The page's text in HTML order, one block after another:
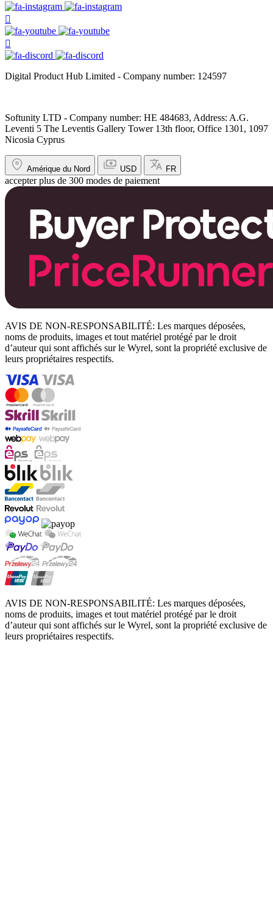
Digital Product Hub Limited - Company number: 124597
Softunity LTD - Company number: HE 484683, Address: A.G.
Leventi 5 The Leventis Gallery Tower 13th floor, Office 1301, 1097
Nicosia Cyprus
Amérique du Nord USD FR
accepter plus de 300 modes de paiement
AVIS DE NON-RESPONSABILITÉ: Les marques déposées,
noms de produits, images et tout matériel protégé par le droit
d’auteur qui sont affichés sur le Wyrel, sont la propriété exclusive de
leurs propriétaires respectifs.
AVIS DE NON-RESPONSABILITÉ: Les marques déposées,
noms de produits, images et tout matériel protégé par le droit
d’auteur qui sont affichés sur le Wyrel, sont la propriété exclusive de
leurs propriétaires respectifs.